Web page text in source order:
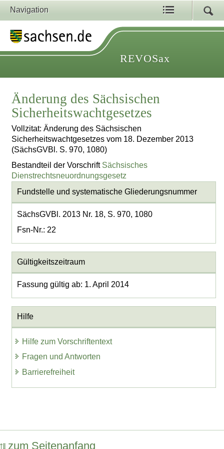
Navigation
REVOSax
Änderung des Sächsischen
Sicherheitswachtgesetzes
Vollzitat: Änderung des Sächsischen
Sicherheitswachtgesetzes vom 18. Dezember 2013
(SächsGVBl. S. 970, 1080)
Bestandteil der Vorschrift Sächsisches
Dienstrechtsneuordnungsgesetz
Fundstelle und systematische Gliederungsnummer
SächsGVBl. 2013 Nr. 18, S. 970, 1080
Fsn-Nr.: 22
Gültigkeitszeitraum
Fassung gültig ab: 1. April 2014
Hilfe
Hilfe zum Vorschriftentext
Fragen und Antworten
Barrierefreiheit
zum Seitenanfang